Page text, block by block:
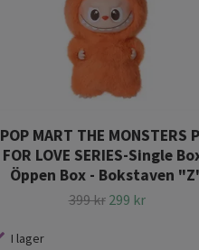
POP MART THE MONSTERS
FOR LOVE SERIES-Single
Öppen Box - Bokstaven
399 kr 299 kr
I lager